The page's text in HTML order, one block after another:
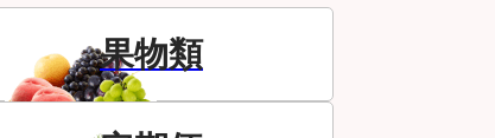
果物類